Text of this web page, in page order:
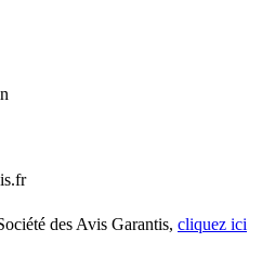
des Avis Garantis, cliquez ici